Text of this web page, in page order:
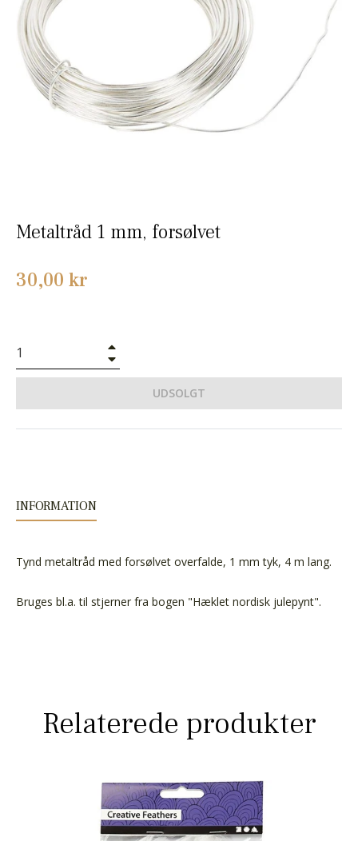
Metaltråd 1 mm, forsølvet
Normalpris
30,00 kr
UDSOLGT
INFORMATION
Tynd metaltråd med forsølvet overfalde, 1 mm tyk, 4 m lang.
Bruges bl.a. til stjerner fra bogen "Hæklet nordisk julepynt".
Relaterede produkter